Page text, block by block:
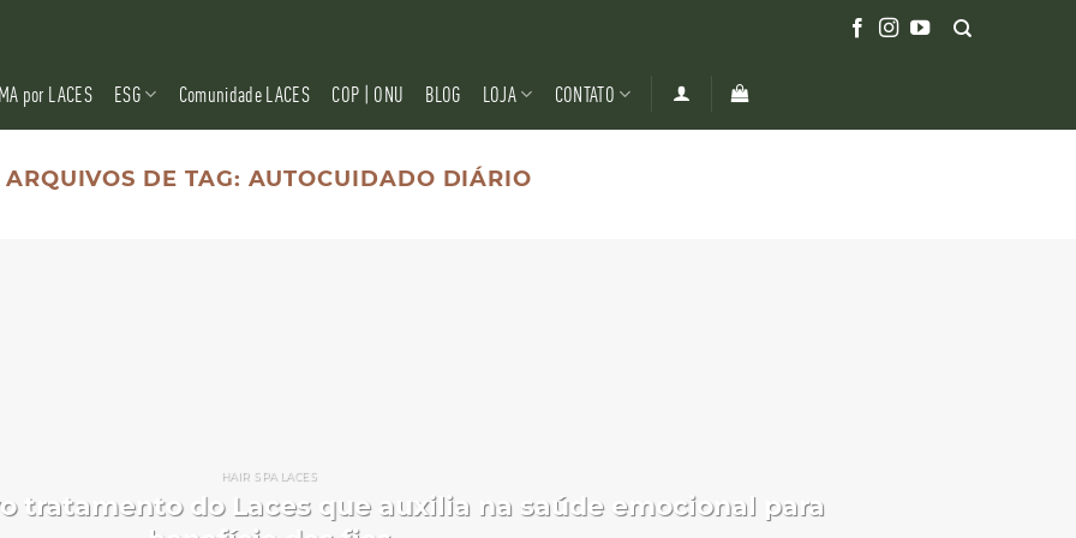
por LACES ESG Comunidade LACES COP | ONU BLOG LOJA CONTATO
ARQUIVOS DE TAG: AUTOCUIDADO DIÁRIO
HAIR SPA LACES
tratamento do Laces que auxilia na saúde emocional para